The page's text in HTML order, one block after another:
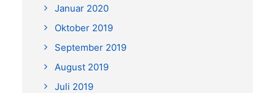
Januar 2020
Oktober 2019
September 2019
August 2019
Juli 2019